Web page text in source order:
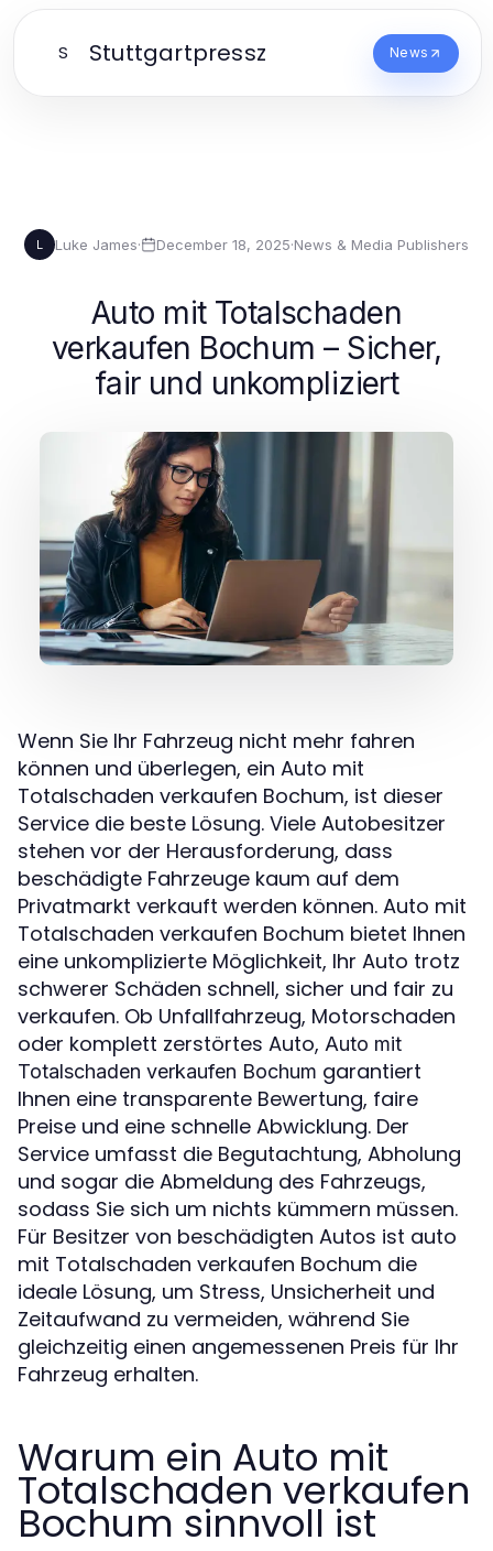
S Stuttgartpressz News
L Luke James· December 18, 2025·News & Media Publishers
Auto mit Totalschaden
verkaufen Bochum – Sicher,
fair und unkompliziert
Wenn Sie Ihr Fahrzeug nicht mehr fahren
können und überlegen, ein Auto mit
Totalschaden verkaufen Bochum, ist dieser
Service die beste Lösung. Viele Autobesitzer
stehen vor der Herausforderung, dass
beschädigte Fahrzeuge kaum auf dem
Privatmarkt verkauft werden können. Auto mit
Totalschaden verkaufen Bochum bietet Ihnen
eine unkomplizierte Möglichkeit, Ihr Auto trotz
schwerer Schäden schnell, sicher und fair zu
verkaufen. Ob Unfallfahrzeug, Motorschaden
oder komplett zerstörtes Auto, Auto mit
Totalschaden verkaufen Bochum garantiert
Ihnen eine transparente Bewertung, faire
Preise und eine schnelle Abwicklung. Der
Service umfasst die Begutachtung, Abholung
und sogar die Abmeldung des Fahrzeugs,
sodass Sie sich um nichts kümmern müssen.
Für Besitzer von beschädigten Autos ist auto
mit Totalschaden verkaufen Bochum die
ideale Lösung, um Stress, Unsicherheit und
Zeitaufwand zu vermeiden, während Sie
gleichzeitig einen angemessenen Preis für Ihr
Fahrzeug erhalten.
Warum ein Auto mit
Totalschaden verkaufen
Bochum sinnvoll ist